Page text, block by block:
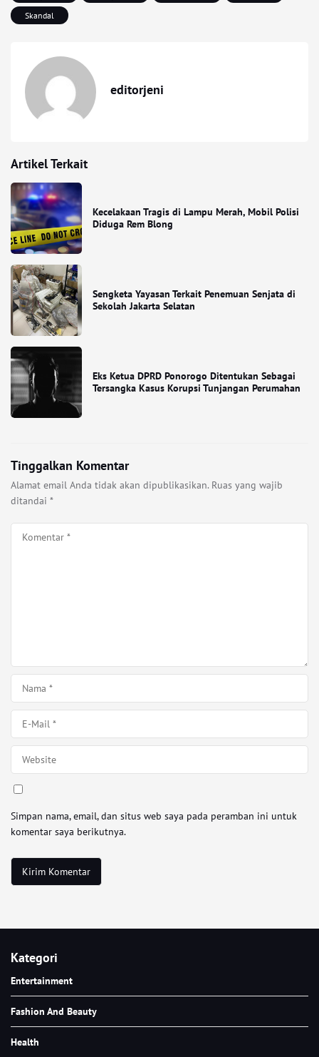
Skandal
editorjeni
Artikel Terkait
Kecelakaan Tragis di Lampu Merah, Mobil Polisi
Diduga Rem Blong
Sengketa Yayasan Terkait Penemuan Senjata di
Sekolah Jakarta Selatan
Eks Ketua DPRD Ponorogo Ditentukan Sebagai
Tersangka Kasus Korupsi Tunjangan Perumahan
Tinggalkan Komentar
Alamat email Anda tidak akan dipublikasikan. Ruas yang wajib
ditandai *
Simpan nama, email, dan situs web saya pada peramban ini untuk
komentar saya berikutnya.
Kategori
Entertainment
Fashion And Beauty
Health